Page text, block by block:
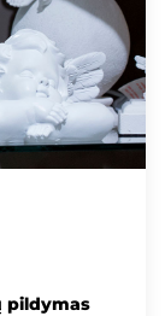
pildymas